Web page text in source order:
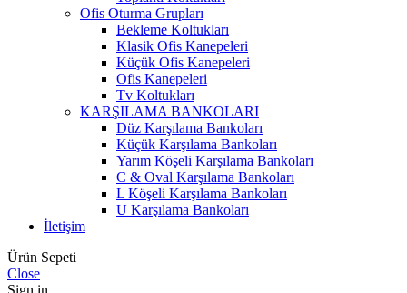
Ofis Oturma Grupları
Bekleme Koltukları
Klasik Ofis Kanepeleri
Küçük Ofis Kanepeleri
Ofis Kanepeleri
Tv Koltukları
KARŞILAMA BANKOLARI
Düz Karşılama Bankoları
Küçük Karşılama Bankoları
Yarım Köşeli Karşılama Bankoları
C & Oval Karşılama Bankoları
L Köşeli Karşılama Bankoları
U Karşılama Bankoları
İletişim
Ürün Sepeti
Close